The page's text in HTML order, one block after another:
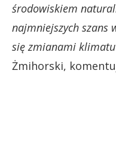
środowiskiem
najmniejszych szans
się zmianami
Żmihorski,